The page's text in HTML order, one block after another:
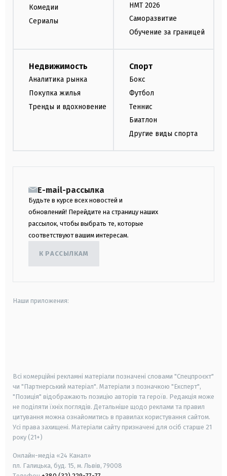
Комедии
Сериалы
НМТ 2026
Саморазвитие
Обучение за границей
Недвижимость
Аналитика рынка
Покупка жилья
Тренды и вдохновение
Спорт
Бокс
Футбол
Теннис
Биатлон
Другие виды спорта
E-mail-рассылка
Будьте в курсе всех новостей и
обновлений! Перейдите на страницу наших
рассылок, чтобы выбрать те, которые
соответствуют вашим интересам.
К РАССЫЛКАМ
Наши приложения:
Всі комерційні рекламні матеріали позначені словами "Спецпроєкт"
чи "Партнерський матеріал". Матеріали з позначкою "Експерт",
"Позиція" відображають позицію авторів та героїв. Редакція може
не поділяти їхніх поглядів. Детальніше щодо реклами та правил
цитування можна ознайомитись в правилах користування сайтом.
Усі права захищені. Матеріали сайту призначені для осіб старше 21
року (21+)
Онлайн-медіа «24 Канал»
пл. Галицька, буд. 15, м. Львів, 79008